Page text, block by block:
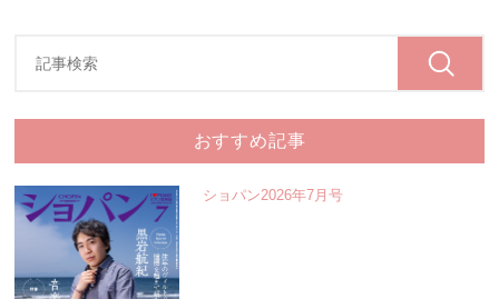
おすすめ記事
ショパン2026年7月号